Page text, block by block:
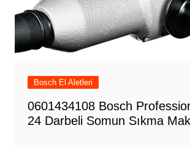
Bosch El Aletleri
0601434108 Bosch
24 Darbeli Somun Sıkma